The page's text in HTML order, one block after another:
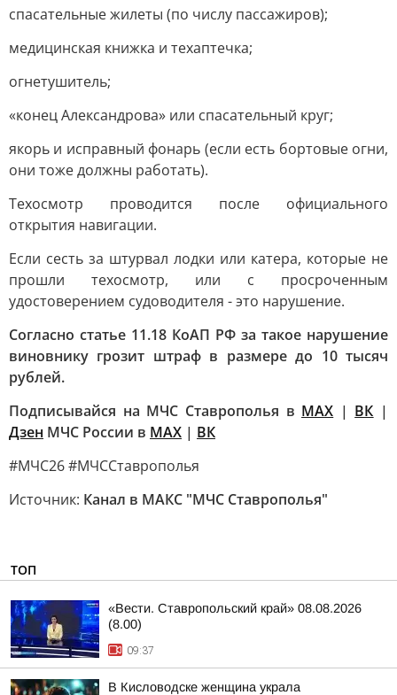
спасательные жилеты (по числу пассажиров);
медицинская книжка и техаптечка;
огнетушитель;
«конец Александрова» или спасательный круг;
якорь и исправный фонарь (если есть бортовые огни,
они тоже должны работать).
Техосмотр проводится после официального
открытия навигации.
Если сесть за штурвал лодки или катера, которые не
прошли техосмотр, или с просроченным
удостоверением судоводителя - это нарушение.
Согласно статье 11.18 КоАП РФ за такое нарушение
виновнику грозит штраф в размере до 10 тысяч
рублей.
Подписывайся на МЧС Ставрополья в MAX | ВК |
Дзен МЧС России в MAX | ВК
#МЧС26 #МЧССтаврополья
Источник: Канал в МАКС "МЧС Ставрополья"
ТОП
«Вести. Ставропольский край» 08.08.2026
(8.00)
09:37
В Кисловодске женщина украла